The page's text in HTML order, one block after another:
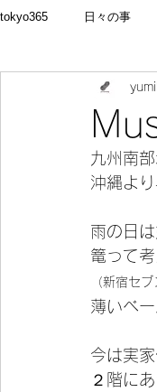
tokyo365 日々の事
食いしん
今宵の一冊九州南
沖縄よ
雨の日
篭って
（新宿セ
薄いベ
今は実
２階に